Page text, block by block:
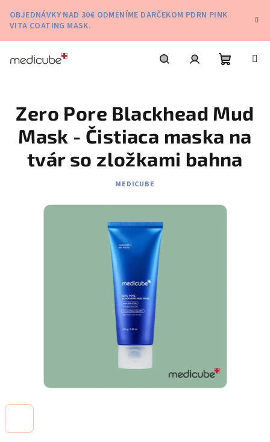
obsah
OBJEDNÁVKY NAD 30€ ODMENÍME DARČEKOM PDRN PINK
VITA COATING MASK.
košík
Zero Pore Blackhead Mud
Mask - Čistiaca maska na
tvár so zložkami bahna
MEDICUBE